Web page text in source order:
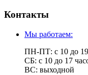
Контакты
Мы работаем:
ПН-ПТ: с 10 до 19
СБ: с 10 до 17
ВС: выходной